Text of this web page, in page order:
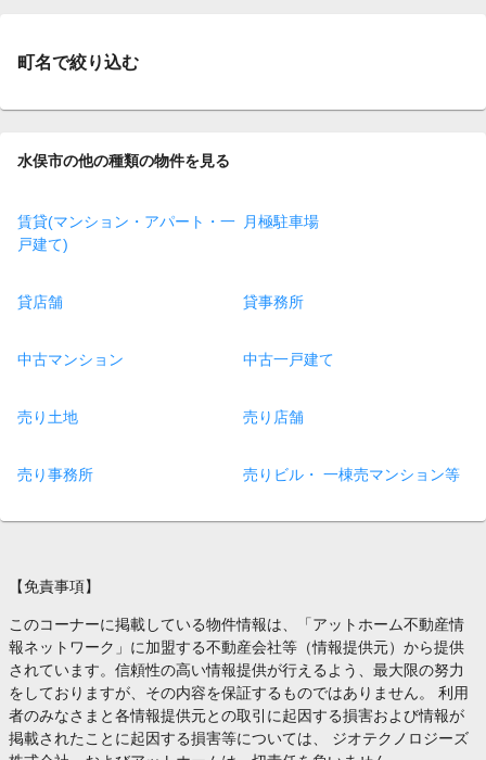
町名で絞り込む
水俣市の他の種類の物件を見る
賃貸(マンション・アパート・一
戸建て)
月極駐車場
貸店舗 貸事務所
中古マンション 中古一戸建て
売り土地 売り店舗
売り事務所 売りビル・ 一棟売マンション等
【免責事項】
このコーナーに掲載している物件情報は、「アットホーム不動産情
報ネットワーク」に加盟する不動産会社等（情報提供元）から提供
されています。信頼性の高い情報提供が行えるよう、最大限の努力
をしておりますが、その内容を保証するものではありません。 利用
者のみなさまと各情報提供元との取引に起因する損害および情報が
掲載されたことに起因する損害等については、 ジオテクノロジーズ